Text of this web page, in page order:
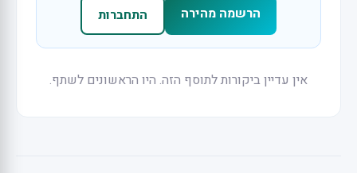
הרשמה מהירה
התחברות
אין עדיין ביקורות לתוסף הזה. היו הראשונים לשתף.